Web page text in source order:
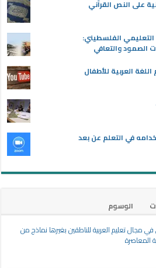
على النص القرآني
التعليمي الفلسطيني:
الصمود والتعافي
الوسوم
في مجال تعليم العربية للناطقين بغيرها نماذج من
المعاصرة